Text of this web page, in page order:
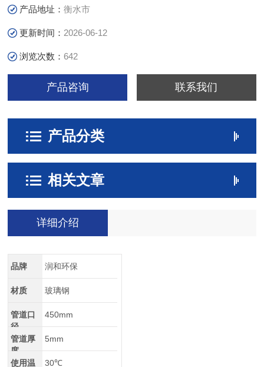
产品地址：衡水市
更新时间： 2026-06-12
浏览次数：642
产品咨询 联系我们
产品分类
相关文章
详细介绍
品牌 润和环保
材质 玻璃钢
管道口
径
450mm
管道厚
度
5mm
使用温 30℃